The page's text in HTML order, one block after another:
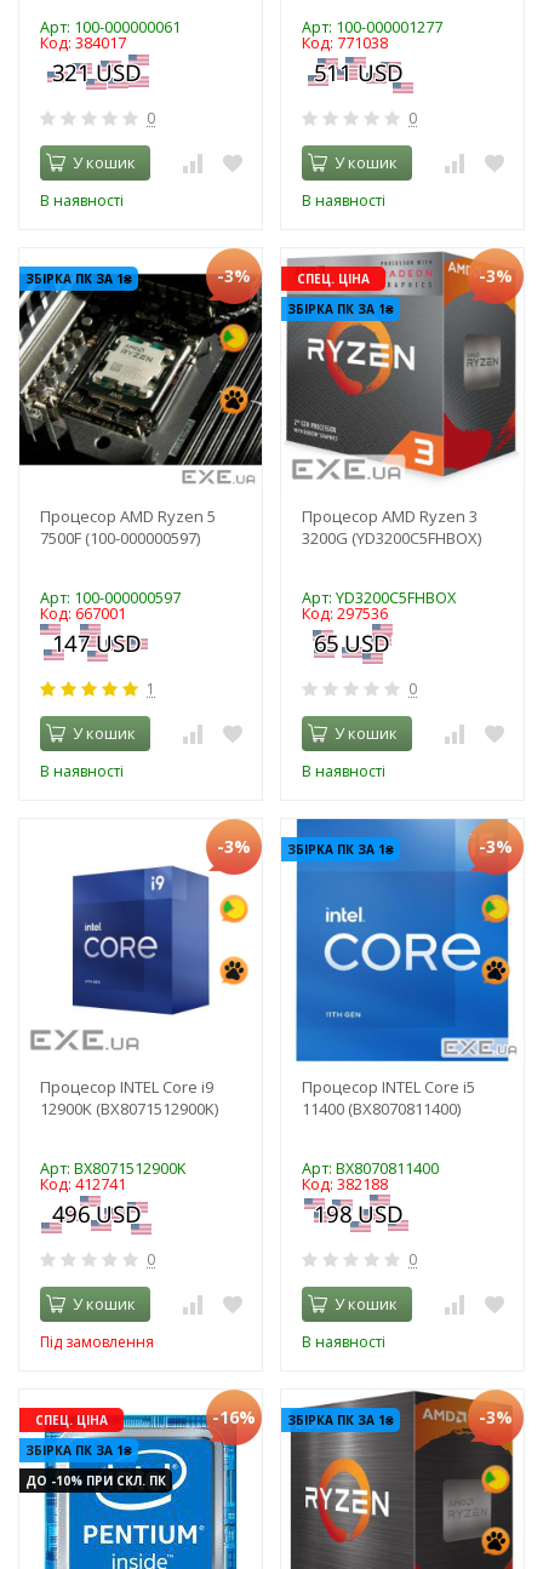
Арт: 100-000000061
Код: 384017
0
У кошик
В наявності
Арт: 100-000001277
Код: 771038
0
У кошик
В наявності
ЗБІРКА ПК ЗА 1₴ -3%
Процесор AMD Ryzen 5
7500F (100-000000597)
Арт: 100-000000597
Код: 667001
1
У кошик
В наявності
СПЕЦ. ЦІНА
ЗБІРКА ПК ЗА 1₴
-3%
Процесор AMD Ryzen 3
3200G (YD3200C5FHBOX)
Арт: YD3200C5FHBOX
Код: 297536
0
У кошик
В наявності
-3%
Процесор INTEL Core i9
12900K (BX8071512900K)
Арт: BX8071512900K
Код: 412741
0
У кошик
Під замовлення
ЗБІРКА ПК ЗА 1₴ -3%
Процесор INTEL Core i5
11400 (BX8070811400)
Арт: BX8070811400
Код: 382188
0
У кошик
В наявності
СПЕЦ. ЦІНА
ЗБІРКА ПК ЗА 1₴
ДО -10% ПРИ СКЛ. ПК
-16% ЗБІРКА ПК ЗА 1₴ -3%